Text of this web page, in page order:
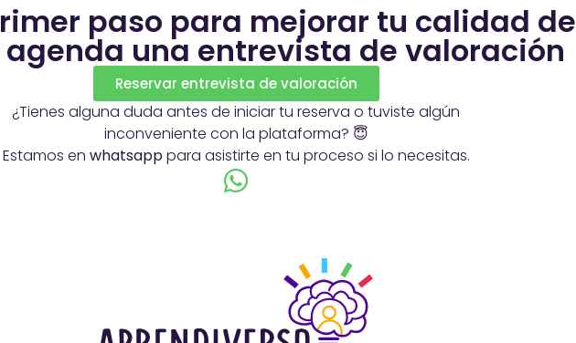
paso para mejorar tu calidad de
una entrevista de valoración
Reservar entrevista de valoración
¿Tienes alguna duda antes de iniciar tu reserva o tuviste algún
inconveniente con la plataforma? 😇
Estamos en whatsapppara asistirte en tu proceso si lo necesitas.